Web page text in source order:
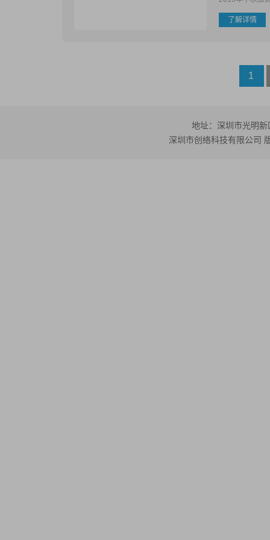
了解详情
1
地址：深圳市光明
深圳市创络科技有限公司